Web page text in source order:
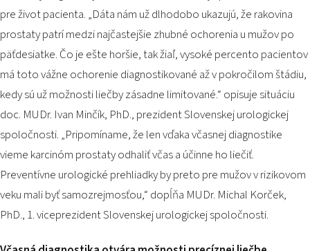
pre život pacienta. „Dáta nám už dlhodobo ukazujú, že rakovina
prostaty patrí medzi najčastejšie zhubné ochorenia u mužov po
päťdesiatke. Čo je ešte horšie, tak žiaľ, vysoké percento pacientov
má toto vážne ochorenie diagnostikované až v pokročilom štádiu,
kedy sú už možnosti liečby zásadne limitované.“ opisuje situáciu
doc. MUDr. Ivan Minčík, PhD., prezident Slovenskej urologickej
spoločnosti. „Pripomíname, že len vďaka včasnej diagnostike
vieme karcinóm prostaty odhaliť včas a účinne ho liečiť.
Preventívne urologické prehliadky by preto pre mužov v rizikovom
veku mali byť samozrejmosťou,“ dopĺňa MUDr. Michal Korček,
PhD., 1. viceprezident Slovenskej urologickej spoločnosti.